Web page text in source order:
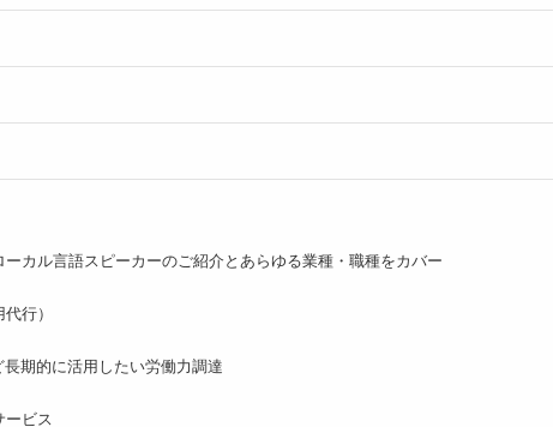
カル言語スピーカーのご紹介とあらゆる業種・職種をカバー
行）
期的に活用したい労働力調達
ービス